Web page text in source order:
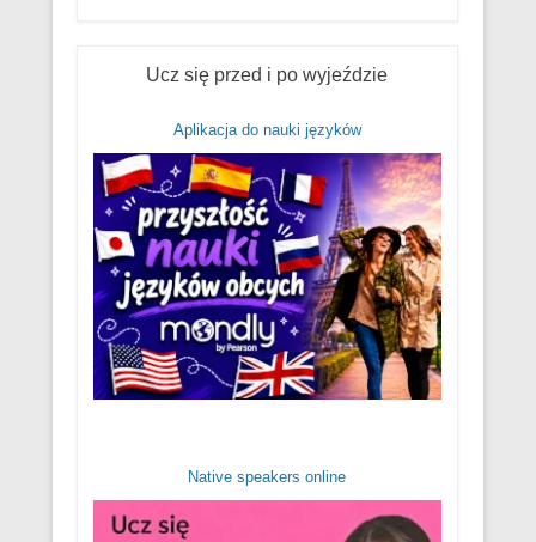
Ucz się przed i po wyjeździe
Aplikacja do nauki języków
Native speakers online